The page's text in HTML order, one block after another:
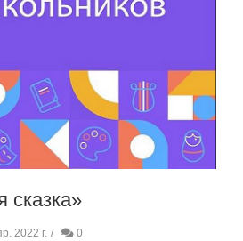
2022 г. 0